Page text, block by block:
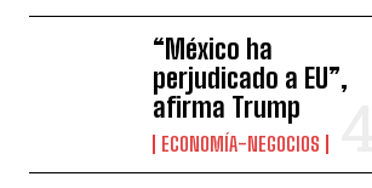
“México ha
perjudicado a EU”,
afirma Trump
ECONOMÍA-NEGOCIOS